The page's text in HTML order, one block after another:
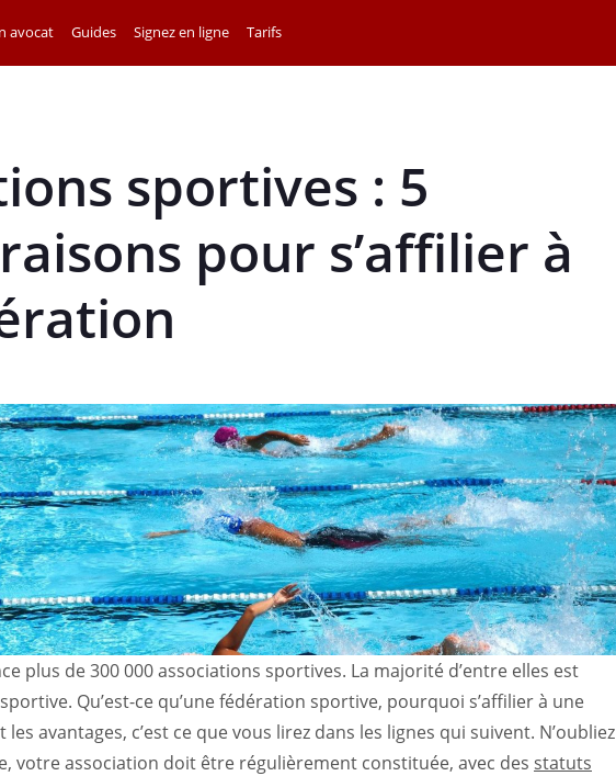
avocat Guides Signez en ligne Tarifs
sportives : 5
pour s’affilier à
plus de 300 000 associations sportives. La majorité d’entre elles est
Qu’est-ce qu’une fédération sportive, pourquoi s’affilier à une
avantages, c’est ce que vous lirez dans les lignes qui suivent. N’oubliez
votre association doit être régulièrement constituée, avec des statuts